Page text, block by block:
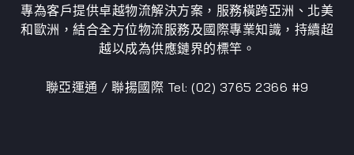
專為客戶提供卓越物流解決方案，服務橫跨亞洲、北美
和歐洲，結合全方位物流服務及國際專業知識，持續超
越以成為供應鏈界的標竿。
聯亞運通 / 聯揚國際 Tel: (02) 3765 2366 #9